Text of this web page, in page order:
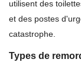
utilisent des
et des postes
catastrophe.
Types de